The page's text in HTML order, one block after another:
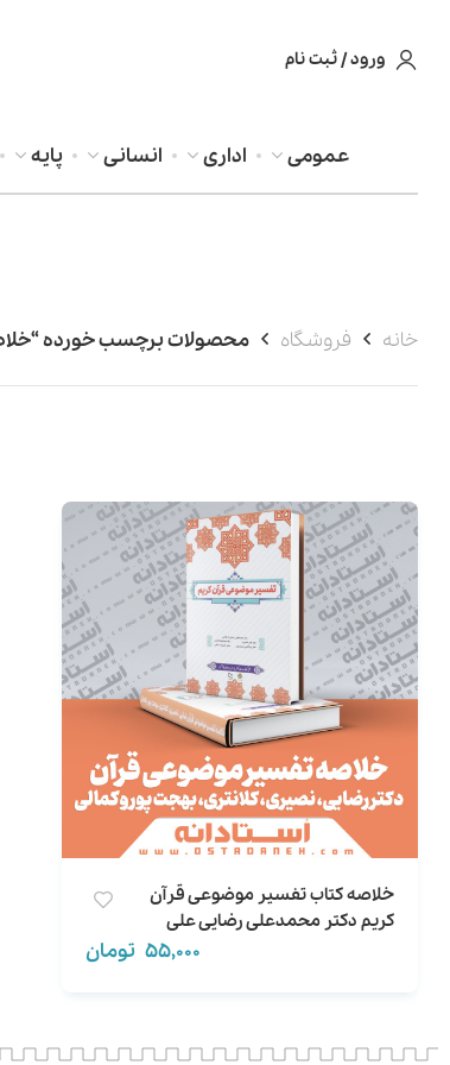
ورود / ثبت نام
عمومی اداری انسانی پایه
خانه فروشگاه محصولات برچسب خورده
خلاصه کتاب تفسیر موضوعی قرآن
کریم دکتر محمدعلی رضایی علی
55,000 تومان